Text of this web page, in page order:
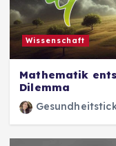
Wissenschaft
Mathematik
Dilemma